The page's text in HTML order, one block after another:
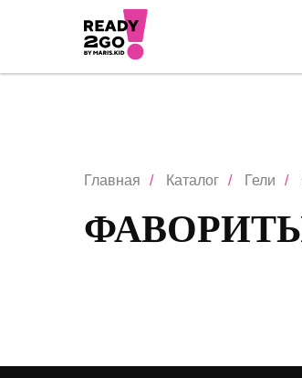
Главная / Каталог / Гели /